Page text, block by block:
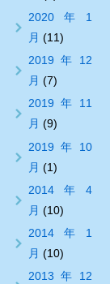
2020年1
月 (11)
2019年12
月 (7)
2019年11
月 (9)
2019年10
月 (1)
2014年4
月 (10)
2014年1
月 (10)
2013年12